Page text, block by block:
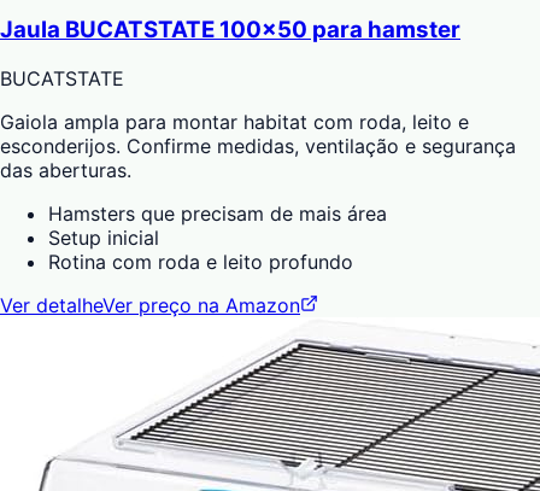
Jaula BUCATSTATE 100x50 para hamster
BUCATSTATE
Gaiola ampla para montar habitat com roda, leito e
esconderijos. Confirme medidas, ventilação e segurança
das aberturas.
Hamsters que precisam de mais área
Setup inicial
Rotina com roda e leito profundo
Ver detalheVer preço na Amazon